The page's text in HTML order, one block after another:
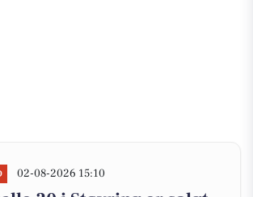
02-08-2026 15:10